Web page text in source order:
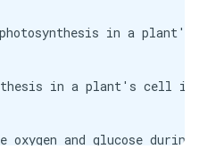
in a
in a plant's cell is
oxygen and glucose